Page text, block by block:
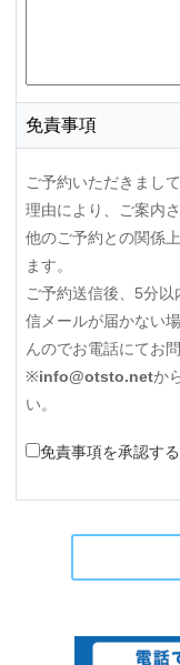
免責事項
ご予約いただきまし
理由により、ご案内
他のご予約との関係
ます。
ご予約送信後、5分
信メールが届かない
んのでお電話にてお
※info@otsto.netか
い。
免責事項を承認する